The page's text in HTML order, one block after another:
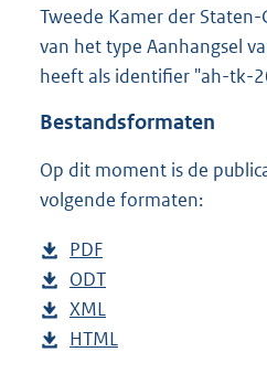
Tweede Kamer der
van het type Aanhangsel
heeft als identifier "ah-tk-
Bestandsformaten
Op dit moment is de
volgende formaten:
D
o
w
n
PDF
e
s
t
D
o
w
ODT
s
D
o
XML
e
D
HTML